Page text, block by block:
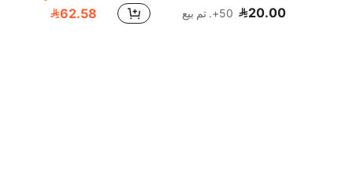
(1000+)(1000+)
400+ مستخدم قام بإعادة الشراء
20.00 50+. تم بيع 62.58